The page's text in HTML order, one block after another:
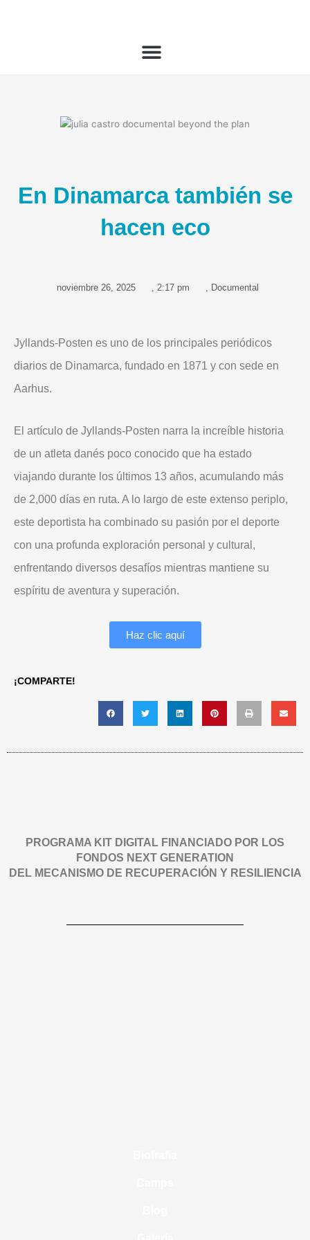
En Dinamarca también se
hacen eco
noviembre 26, 2025 , 2:17 pm , Documental
Jyllands-Posten es uno de los principales periódicos
diarios de Dinamarca, fundado en 1871 y con sede en
Aarhus.
El artículo de Jyllands-Posten narra la increíble historia
de un atleta danés poco conocido que ha estado
viajando durante los últimos 13 años, acumulando más
de 2,000 días en ruta. A lo largo de este extenso periplo,
este deportista ha combinado su pasión por el deporte
con una profunda exploración personal y cultural,
enfrentando diversos desafíos mientras mantiene su
espíritu de aventura y superación.
Haz clic aquí
¡COMPARTE!
PROGRAMA KIT DIGITAL FINANCIADO POR LOS
FONDOS NEXT GENERATION
DEL MECANISMO DE RECUPERACIÓN Y RESILIENCIA